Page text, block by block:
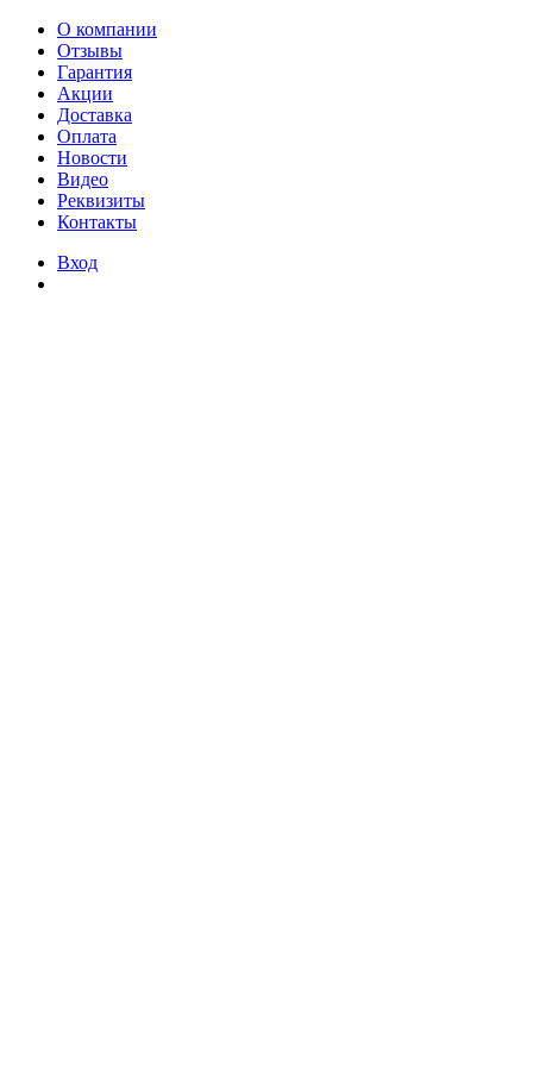
О компании
Отзывы
Гарантия
Акции
Доставка
Оплата
Новости
Видео
Реквизиты
Контакты
Вход